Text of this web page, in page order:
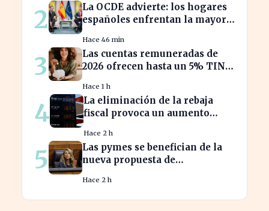
2
La OCDE advierte: los hogares
españoles enfrentan la mayor
Hace 46 min
3
Las cuentas remuneradas de
2026 ofrecen hasta un 5% TIN:
Hace 1 h
4
La eliminación de la rebaja
fiscal provoca un aumento
carburante este verano
Hace 2 h
5
Las pymes se benefician de la
nueva propuesta de
Hace 2 h